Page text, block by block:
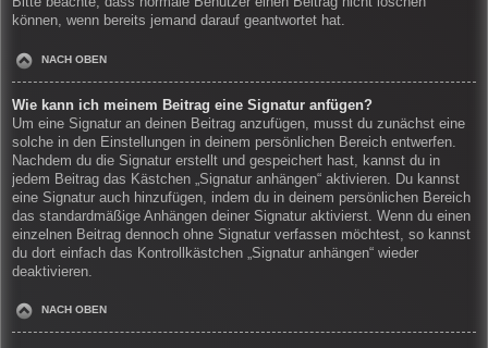
können, wenn bereits jemand darauf geantwortet hat.
NACH OBEN
Wie kann ich meinem Beitrag eine Signatur anfügen?
Um eine Signatur an deinen Beitrag anzufügen, musst du zunächst eine
solche in den Einstellungen in deinem persönlichen Bereich entwerfen.
Nachdem du die Signatur erstellt und gespeichert hast, kannst du in
jedem Beitrag das Kästchen „Signatur anhängen“ aktivieren. Du kannst
eine Signatur auch hinzufügen, indem du in deinem persönlichen Bereich
das standardmäßige Anhängen deiner Signatur aktivierst. Wenn du einen
einzelnen Beitrag dennoch ohne Signatur verfassen möchtest, so kannst
du dort einfach das Kontrollkästchen „Signatur anhängen“ wieder
deaktivieren.
NACH OBEN